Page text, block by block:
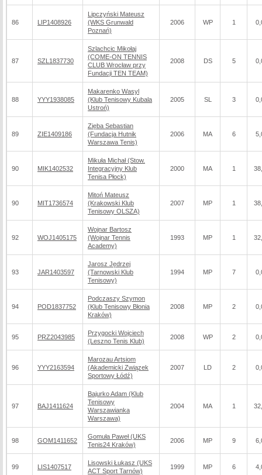
86 LIP1408926
Lipczyński Mateusz
(WKS Grunwald
Poznań)
2006 WP 1
87 SZL1837730
Szlachcic Mikołaj
(COME-ON TENNIS
CLUB Wrocław przy
Fundacji TEN TEAM)
2008 DS 5
88 YYY1938085
Makarenko Wasyl
(Klub Tenisowy Kubala
Ustroń)
2005 SL 3
89 ZIE1409186
Zięba Sebastian
(Fundacja Hutnik
Warszawa Tenis)
2006 MA 6
90 MIK1402532
Mikuła Michał (Stow.
Integracyjny Klub
Tenisa Płock)
2000 MA 1
90 MIT1736574
Mitoń Mateusz
(Krakowski Klub
Tenisowy OLSZA)
2007 MP 1
92 WOJ1405175
Wojnar Bartosz
(Wojnar Tennis
Academy)
1993 MP 1
93 JAR1403597
Jarosz Jędrzej
(Tarnowski Klub
Tenisowy)
1994 MP 7
94 POD1837752
Podczaszy Szymon
(Klub Tenisowy Błonia
Kraków)
2008 MP 2
95 PRZ2043985
Przygocki Wojciech
(Leszno Tenis Klub)
2008 WP 2
96 YYY2163594
Marozau Artsiom
(Akademicki Związek
Sportowy Łódź)
2007 LD 2
97 BAJ1411624
Bajurko Adam (Klub
Tenisowy
Warszawianka
Warszawa)
2004 MA 1
98 GOM1411652
Gomuła Paweł (UKS
Tenis24 Kraków)
2006 MP 9
99 LIS1407517
Lisowski Łukasz (UKS
ACT Sport Tarnów)
1999 MP 6